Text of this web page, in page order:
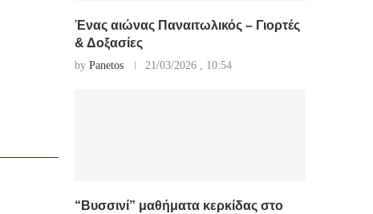
Ένας αιώνας Παναιτωλικός – Γιορτές
& Δοξασίες
by Panetos 21/03/2026 , 10:54
“Βυσσινί” μαθήματα κερκίδας στο